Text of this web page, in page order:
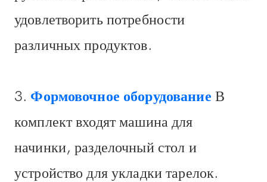
удовлетворить потребности
различных продуктов.
3. Формовочное оборудование В
комплект входят машина для
начинки, разделочный стол и
устройство для укладки тарелок.